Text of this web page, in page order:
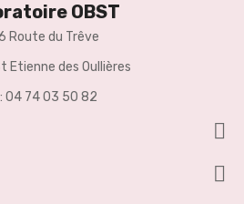
OBST
Route du Trêve
Etienne des Oullières
04 74 03 50 82

